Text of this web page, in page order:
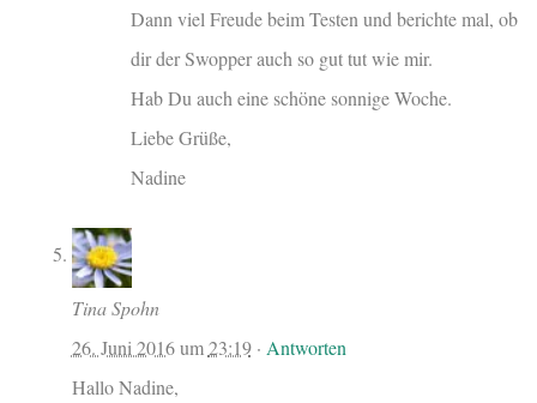
Dann viel Freude beim Testen und berichte mal, ob
dir der Swopper auch so gut tut wie mir.
Hab Du auch eine schöne sonnige Woche.
Liebe Grüße,
Nadine
Tina Spohn
26. Juni 2016um23:19· Antworten
Hallo Nadine,